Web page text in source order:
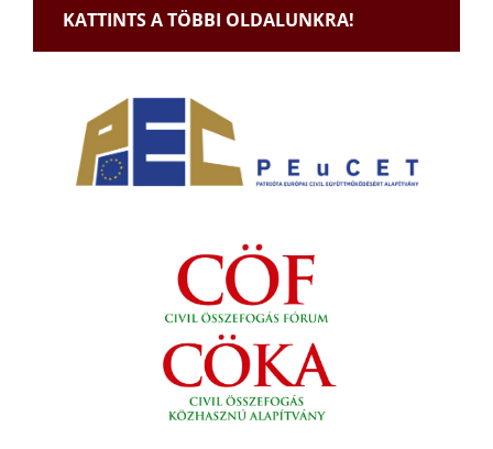
KATTINTS A TÖBBI OLDALUNKRA!